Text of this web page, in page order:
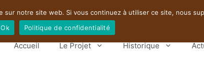
Accueil Le Projet Historique
sur notre site web. Si vous continuez à utiliser ce site, nous
Ok
Politique de confidentialité